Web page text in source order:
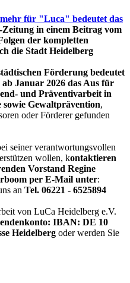
für "Luca" bedeutet das
in einem Beitrag vom
der kompletten
die Stadt Heidelberg
Förderung bedeutet
Januar 2026 das Aus für
und Präventivarbeit in
Gewaltprävention,
oder Förderer gefunden
seiner verantwortungsvollen
wollen, kontaktieren
Vorstand Regine
per E-Mail unter:
an Tel. 06221 - 6525894
von LuCa Heidelberg e.V.
IBAN: DE 10
Heidelberg oder werden Sie